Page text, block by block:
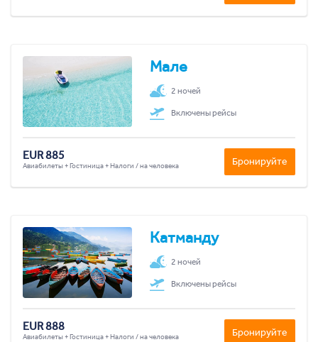
Мале
2 ночей
Включены рейсы
EUR 885
Авиабилеты + Гостиница + Налоги / на человека Бронируйте
Катманду
2 ночей
Включены рейсы
EUR 888
Авиабилеты + Гостиница + Налоги / на человека Бронируйте